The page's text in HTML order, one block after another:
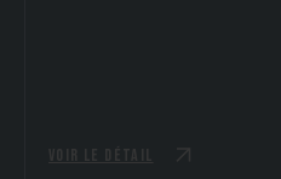
Voir le détail